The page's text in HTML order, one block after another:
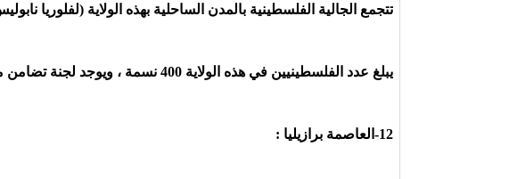
تتجمع الجالية الفلسطينية بالمدن الساحلية بهذه الولاية (لفلوريا
يبلغ عدد الفلسطينيين في هذه الولاية 400 نسمة ، ويوجد لجنة تضامن مع الشعب الفلسطيني بهذه الولاية .
12-العاصمة برازيليا :